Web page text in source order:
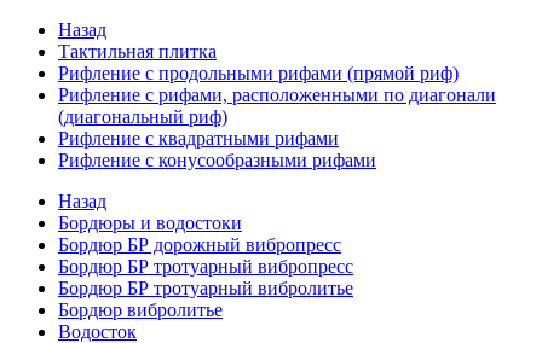
Назад
Тактильная плитка
Рифление с продольными рифами (прямой риф)
Рифление с рифами, расположенными по диагонали
(диагональный риф)
Рифление с квадратными рифами
Рифление с конусообразными рифами
Назад
Бордюры и водостоки
Бордюр БР дорожный вибропресс
Бордюр БР тротуарный вибропресс
Бордюр БР тротуарный вибролитье
Бордюр вибролитье
Водосток